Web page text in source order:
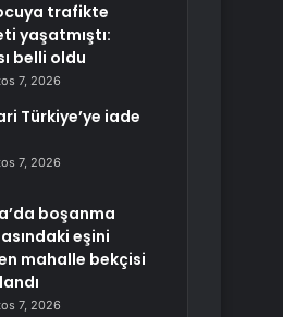
trafikte
yaşatmıştı:
belli oldu
7, 2026
Türkiye’ye iade
7, 2026
boşanma
eşini
mahalle bekçisi
7, 2026